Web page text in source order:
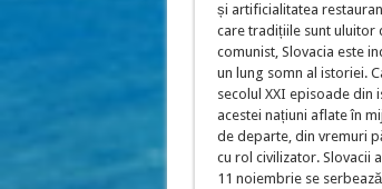
și artificialitatea
care tradițiile sunt uluitor
comunist, Slovacia este
un lung somn al istoriei.
secolul XXI episoade din
acestei națiuni aflate în
de departe, din vremuri
cu rol civilizator. Slovacii
11 noiembrie se